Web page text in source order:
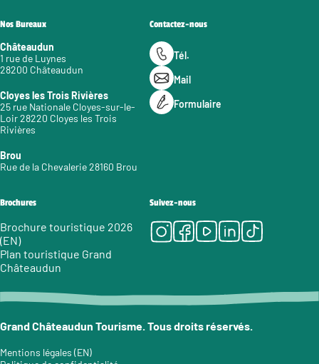
Nos Bureaux
Châteaudun
1 rue de Luynes
28200 Châteaudun
Cloyes les Trois Rivières
25 rue Nationale Cloyes-sur-le-
Loir 28220 Cloyes les Trois
Rivières
Brou
Rue de la Chevalerie 28160 Brou
Contactez-nous
Tél.
Mail
Formulaire
Brochures
Brochure touristique 2026
(EN)
Plan touristique Grand
Châteaudun
Suivez-nous
Instagram
Facebook
Youtube
LinkedIn
Tiktok
Grand Châteaudun Tourisme. Tous droits réservés.
Mentions légales (EN)